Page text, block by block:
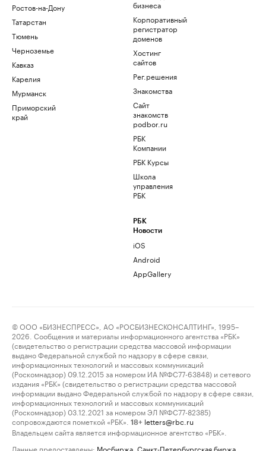
Ростов-на-Дону
Татарстан
Тюмень
Черноземье
Кавказ
Карелия
Мурманск
Приморский
край
бизнеса
Корпоративный
регистратор
доменов
Хостинг
сайтов
Рег.решения
Знакомства
Сайт
знакомств
podbor.ru
РБК
Компании
РБК Курсы
Школа
управления
РБК
РБК
Новости
iOS
Android
AppGallery
© ООО «БИЗНЕСПРЕСС», АО «РОСБИЗНЕСКОНСАЛТИНГ», 1995–
2026. Сообщения и материалы информационного агентства «РБК»
(свидетельство о регистрации средства массовой информации
выдано Федеральной службой по надзору в сфере связи,
информационных технологий и массовых коммуникаций
(Роскомнадзор) 09.12.2015 за номером ИА №ФС77-63848) и сетевого
издания «РБК» (свидетельство о регистрации средства массовой
информации выдано Федеральной службой по надзору в сфере связи,
информационных технологий и массовых коммуникаций
(Роскомнадзор) 03.12.2021 за номером ЭЛ №ФС77-82385)
сопровождаются пометкой «РБК».
18+ letters@rbc.ru
Владельцем сайта является информационное агентство «РБК».
Данные предоставлены: Мосбиржа Санкт-Петербургская биржа